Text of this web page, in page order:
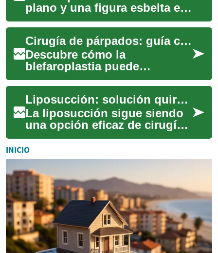
plano y una figura esbelta es
un deseo común para
muchas personas.
Afortunadamente, existen...Cirugía de párpados: guía completa de blefaroplastia
Descubre cómo la
blefaroplastia puede
revitalizar la mirada al
eliminar el exceso de piel y
grasa en los párpados. Es...Liposucción: solución quirúrgica para reducir grasa
La liposucción sigue siendo
una opción eficaz de cirugía
estética para eliminar
depósitos de grasa
localizados y mejo...
INICIO